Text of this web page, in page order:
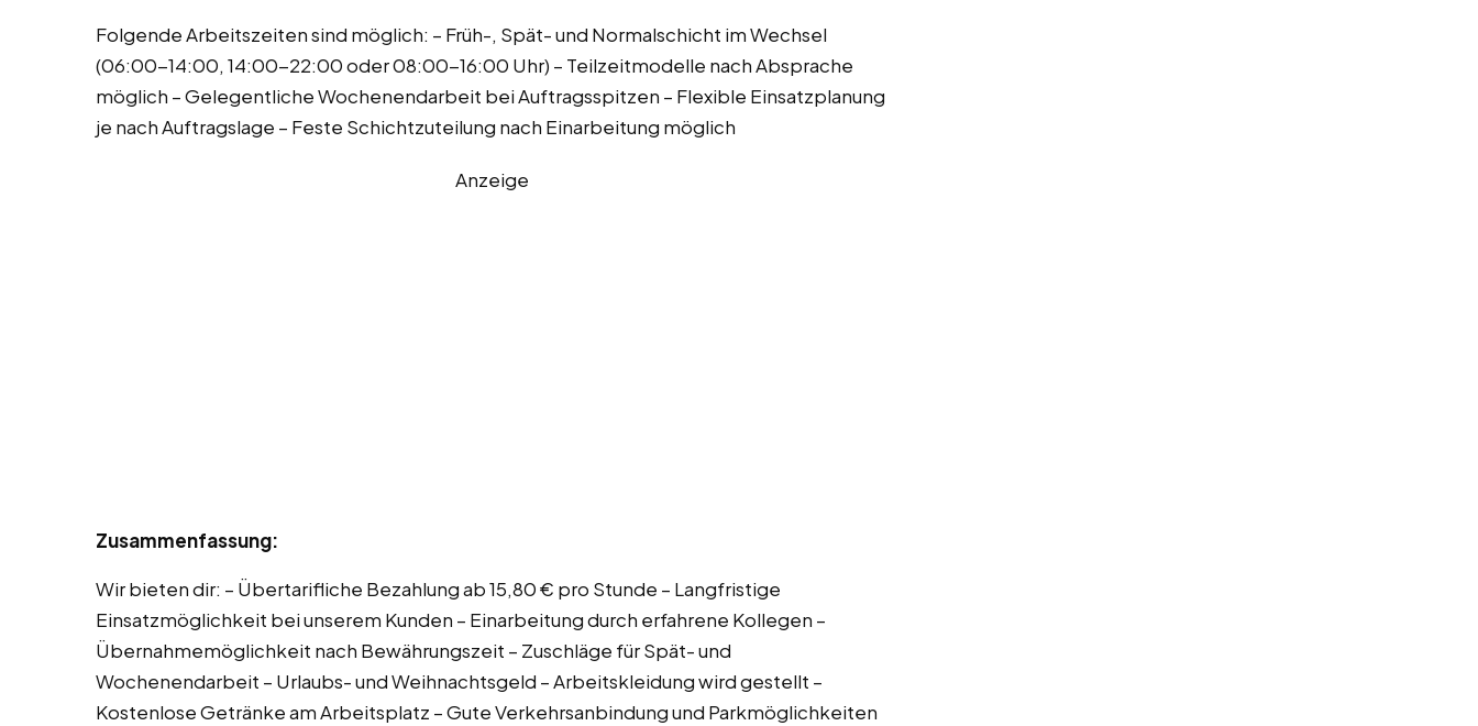
Folgende Arbeitszeiten sind möglich: – Früh-, Spät- und Normalschicht im Wechsel
(06:00-14:00, 14:00-22:00 oder 08:00-16:00 Uhr) – Teilzeitmodelle nach Absprache
möglich – Gelegentliche Wochenendarbeit bei Auftragsspitzen – Flexible Einsatzplanung
je nach Auftragslage – Feste Schichtzuteilung nach Einarbeitung möglich
Anzeige
Zusammenfassung:
Wir bieten dir: – Übertarifliche Bezahlung ab 15,80 € pro Stunde – Langfristige
Einsatzmöglichkeit bei unserem Kunden – Einarbeitung durch erfahrene Kollegen –
Übernahmemöglichkeit nach Bewährungszeit – Zuschläge für Spät- und
Wochenendarbeit – Urlaubs- und Weihnachtsgeld – Arbeitskleidung wird gestellt –
Kostenlose Getränke am Arbeitsplatz – Gute Verkehrsanbindung und Parkmöglichkeiten